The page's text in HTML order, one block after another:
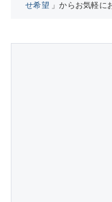
せ希望 」からお気軽に